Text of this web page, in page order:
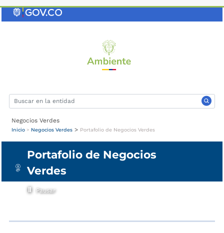
Negocios Verdes
Inicio > Negocios Verdes > Portafolio de Negocios Verdes
Portafolio de Negocios
Verdes
Pausar